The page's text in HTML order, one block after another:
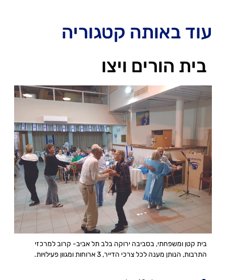
עוד באותה קטגוריה
בית הורים ויצו
בית קטן ומשפחתי, בסביבה ירוקה בלב תל אביב- קרוב למרכזי
התרבות, הנותן מענה לכל צרכי הדייר, 3 ארוחות ומגוון פעילויות.